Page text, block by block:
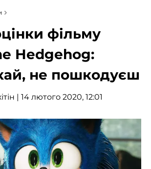
фільму
Hedgehog:
не пошкодуєш
| 14 лютого 2020, 12:01